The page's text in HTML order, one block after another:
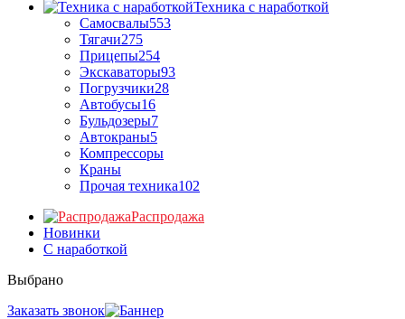
Техника с наработкой
Самосвалы553
Тягачи275
Прицепы254
Экскаваторы93
Погрузчики28
Автобусы16
Бульдозеры7
Автокраны5
Компрессоры
Краны
Прочая техника102
Распродажа
Новинки
С наработкой
Выбрано
Заказать звонок